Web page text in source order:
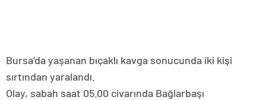
Bursa’da yaşanan bıçaklı kavga sonucunda iki kişi
sırtından yaralandı.
Olay, sabah saat 05.00 civarında Bağlarbaşı